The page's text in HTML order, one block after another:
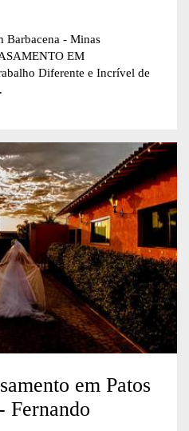
Barbacena - Minas
EM
Diferente e Incrível de
em Patos
Fernando